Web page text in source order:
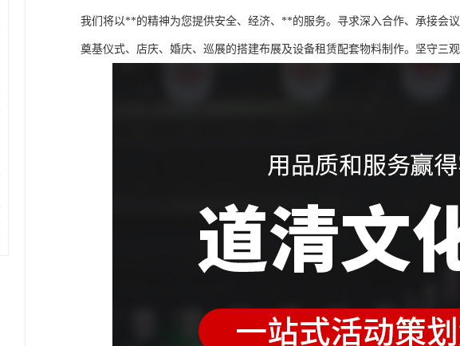
我们将以**的精神为您提供安全、经济、**的服务。寻求深入合作、承接会
奠基仪式、店庆、婚庆、巡展的搭建布展及设备租赁配套物料制作。坚守三